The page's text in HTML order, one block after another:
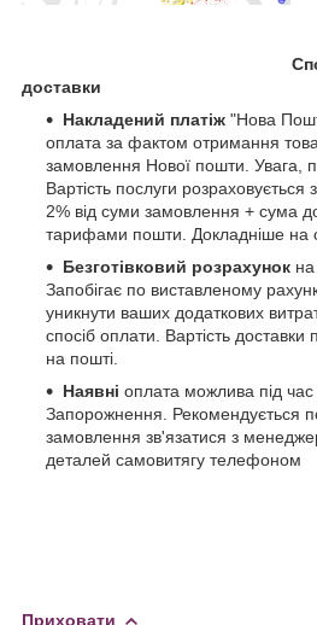
доставки
Накладений платіж "Нова
оплата за фактом отримання
замовлення Нової пошти. Увага,
Вартість послуги
2% від суми замовлення + сума
тарифами пошти. Докладніше на
Безготівковий розрахунок
Запобігає по виставленому
уникнути ваших додаткових
спосіб оплати. Вартість доставки
на пошті.
Наявні оплата можлива під час
Запорожнення. Рекомендується
замовлення зв'язатися з
деталей самовитягу телефоном
Приховати